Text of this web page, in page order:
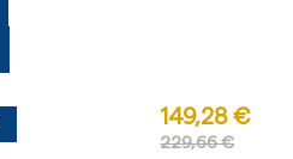
149,28 €
229,66 €